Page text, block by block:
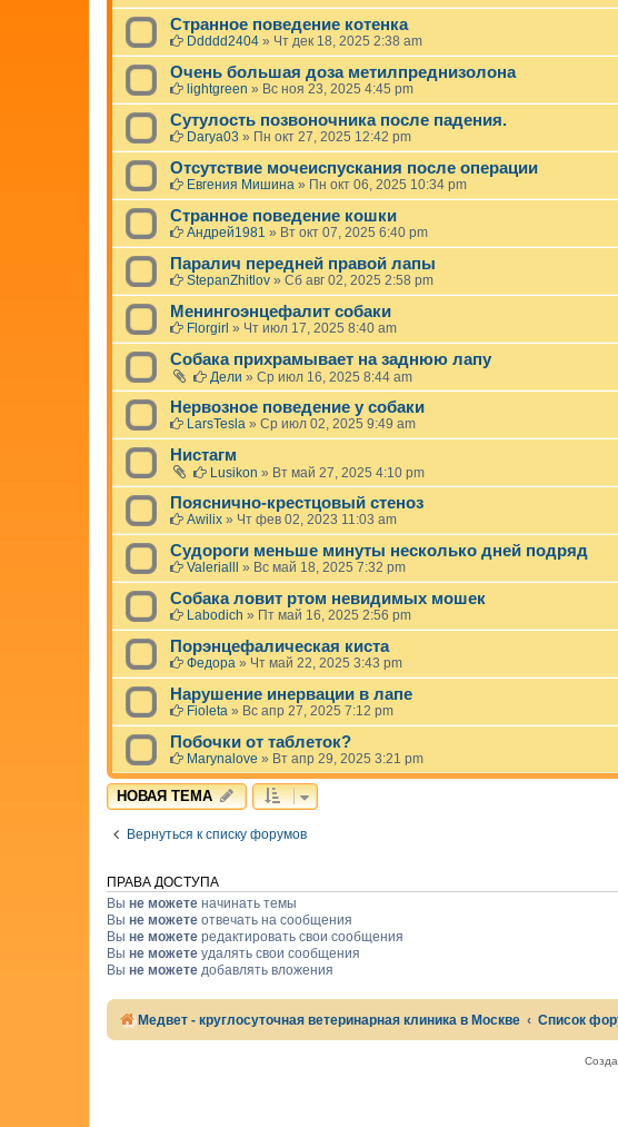
Странное поведение котенка
Ddddd2404 » Чт дек 18, 2025 2:38 am
Очень большая доза метилпреднизолона
lightgreen » Вс ноя 23, 2025 4:45 pm
Сутулость позвоночника после падения.
Darya03 » Пн окт 27, 2025 12:42 pm
Отсутствие мочеиспускания после операции
Евгения Мишина » Пн окт 06, 2025 10:34 pm
Странное поведение кошки
Андрей1981 » Вт окт 07, 2025 6:40 pm
Паралич передней правой лапы
StepanZhitlov » Сб авг 02, 2025 2:58 pm
Менингоэнцефалит собаки
Florgirl » Чт июл 17, 2025 8:40 am
Собака прихрамывает на заднюю лапу
Дели » Ср июл 16, 2025 8:44 am
Нервозное поведение у собаки
LarsTesla » Ср июл 02, 2025 9:49 am
Нистагм
Lusikon » Вт май 27, 2025 4:10 pm
Пояснично-крестцовый стеноз
Awilix » Чт фев 02, 2023 11:03 am
Судороги меньше минуты несколько дней подряд
Valerialll » Вс май 18, 2025 7:32 pm
Собака ловит ртом невидимых мошек
Labodich » Пт май 16, 2025 2:56 pm
Порэнцефалическая киста
Федора » Чт май 22, 2025 3:43 pm
Нарушение инервации в лапе
Fioleta » Вс апр 27, 2025 7:12 pm
Побочки от таблеток?
Marynalove » Вт апр 29, 2025 3:21 pm
НОВАЯ ТЕМА
Вернуться к списку форумов
ПРАВА ДОСТУПА
Вы не можете начинать темы
Вы не можете отвечать на сообщения
Вы не можете редактировать свои сообщения
Вы не можете удалять свои сообщения
Вы не можете добавлять вложения
Медвет - круглосуточная ветеринарная клиника в Москве Список